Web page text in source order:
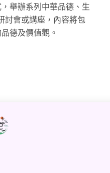
舉辦系列中華品德、生
討會或講座，內容將包
德及價值觀。